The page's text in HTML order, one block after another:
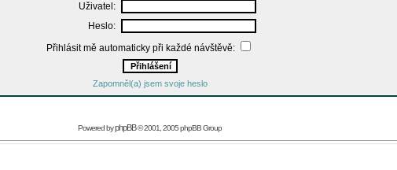
Uživatel:
Heslo:
Přihlásit mě automaticky při každé návštěvě:
Zapomněl(a) jsem svoje heslo
Powered byphpBB© 2001, 2005 phpBB Group